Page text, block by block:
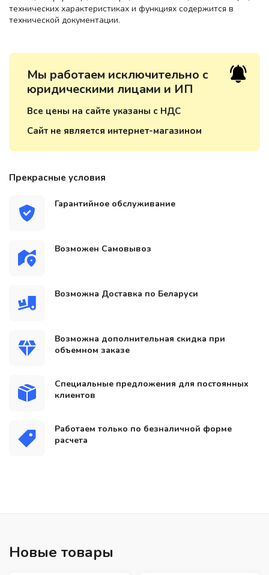
технических характеристиках и функциях содержится в
технической документации.
Мы работаем исключительно с
юридическими лицами и ИП
Все цены на сайте указаны с НДС
Сайт не является интернет-магазином
Прекрасные условия
Гарантийное обслуживание
Возможен Самовывоз
Возможна Доставка по Беларуси
Возможна дополнительная скидка при
объемном заказе
Специальные предложения для постоянных
клиентов
Работаем только по безналичной форме
расчета
Новые товары